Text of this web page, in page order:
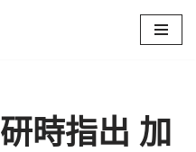
時指出 加